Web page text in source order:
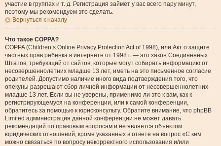
участие в группах и т. д. Регистрация займёт у вас всего пару минут,
поэтому мы рекомендуем это сделать.
Вернуться к началу
Что такое COPPA?
COPPA (Children’s Online Privacy Protection Act of 1998), или Акт о защите
частных прав ребёнка в интернете от 1998 г. — это закон Соединённых
Штатов, требующий от сайтов, которые могут собирать информацию от
несовершеннолетних младше 13 лет, иметь на это письменное согласие
родителей. Допустимо наличие иного вида подтверждения того, что
опекуны разрешают сбор личной информации от несовершеннолетних
младше 13 лет. Если вы не уверены, применимо ли это к вам, как к
регистрирующемуся на конференции, или к самой конференции,
обратитесь за помощью к юрисконсульту. Обратите внимание, что phpBB
Limited администрация данной конференции не может давать
рекомендаций по правовым вопросам и не является объектом
юридических отношений, кроме указанных в ответе на вопрос «С кем
можно связаться по вопросу некорректного использования и/или